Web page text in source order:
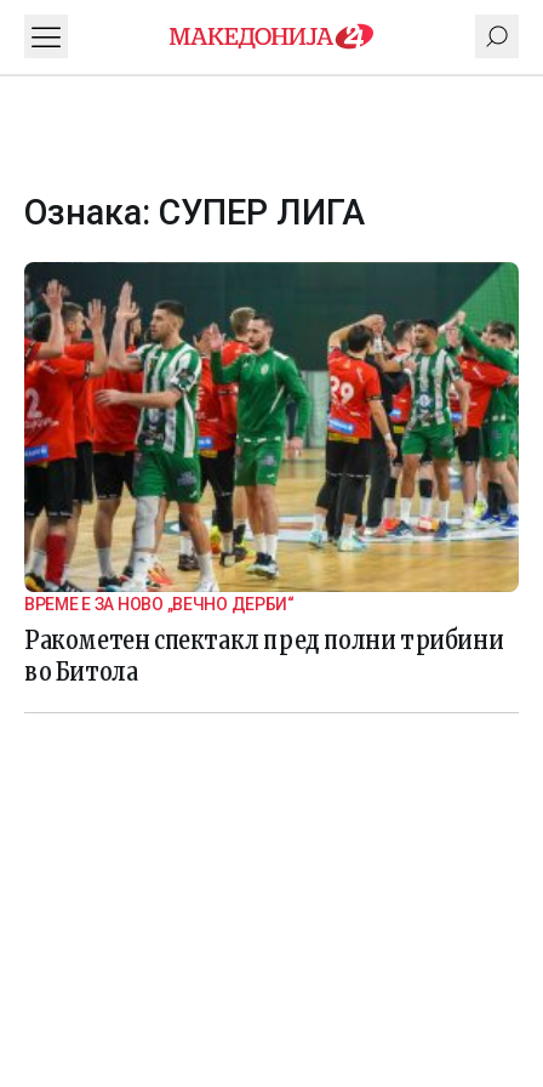
Ознака: СУПЕР ЛИГА
ВРЕМЕ Е ЗА НОВО „ВЕЧНО ДЕРБИ“
Ракометен спектакл пред полни трибини
во Битола